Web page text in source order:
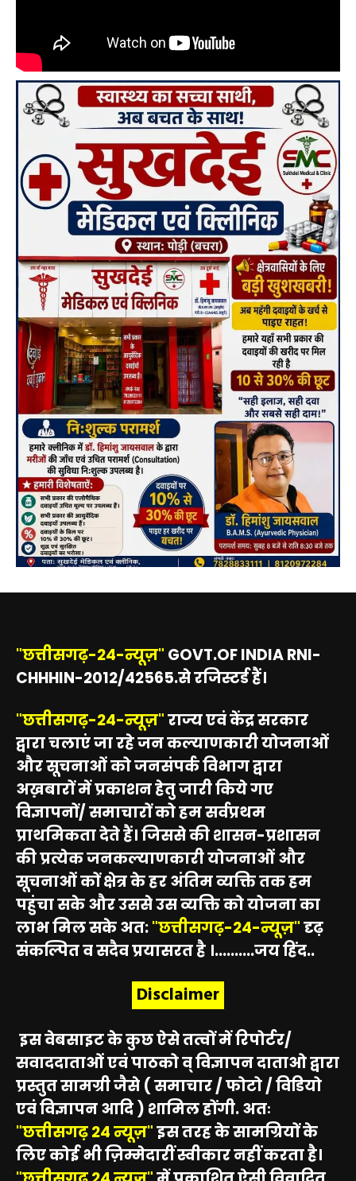
"छत्तीसगढ़-24-न्यूज़" GOVT.OF INDIA RNI-
CHHHIN-2012/42565.से रजिस्टर्ड हैं।
"छत्तीसगढ़-24-न्यूज़"राज्य एवं केंद्र सरकार
द्वारा चलाएं जा रहे जन कल्याणकारी योजनाओं
और सूचनाओं को जनसंपर्क विभाग द्वारा
अख़बारों में प्रकाशन हेतु जारी किये गए
विज्ञापनों/ समाचारों को हम सर्वप्रथम
प्राथमिकता देते हैं। जिससे की शासन-प्रशासन
की प्रत्येक जनकल्याणकारी योजनाओं और
सूचनाओं कों क्षेत्र के हर अंतिम व्यक्ति तक हम
पहुंचा सके और उससे उस व्यक्ति को योजना का
लाभ मिल सके अत:"छत्तीसगढ़-24-न्यूज़"दृढ़
संकल्पित व सदैव प्रयासरत है ।..........जय हिंद..
Disclaimer
इस वेबसाइट के कुछ ऐसे तत्वों में रिपोर्टर/
सवाददाताओं एवं पाठको व् विज्ञापन दाताओ द्वारा
प्रस्तुत सामग्री जैसे ( समाचार / फोटो / विडियो
एवं विज्ञापन आदि ) शामिल होंगी. अतः
"छत्तीसगढ़ 24 न्यूज़"इस तरह के सामग्रियों के
लिए कोई भी ज़िम्मेदारीं स्वीकार नहीं करता है।